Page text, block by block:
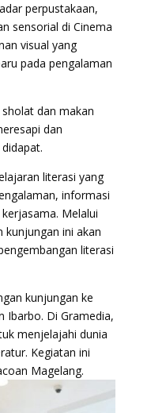
perpustakaan,
sensorial di Cinema
visual yang
pada pengalaman
dan makan
dan
literasi yang
informasi
Melalui
kunjungan ini akan
literasi
kunjungan ke
Ibarbo. Di Gramedia,
menjelajahi dunia
Kegiatan ini
Magelang.